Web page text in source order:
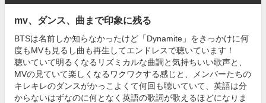
mv、ダンス、曲まで印象に残る
BTSは名前しか知らなかったけど「Dynamite」をきっかけに何
度もMVも見るし曲も再生してエンドレスで聴いています！
聴いていて明るくなるリズミカルな曲調と気持ちいい歌声と、
MVの見ていて楽しくなるワクワクする感じと、メンバーたちの
キレキレのダンスがかっこよくて何回も聴いていて、英語は分
からないはずなのに何となく英語の歌詞が歌えるほどになりま